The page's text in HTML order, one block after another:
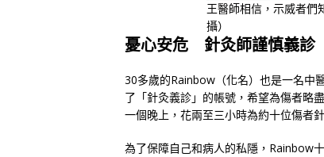
王醫師相信，示威者們
攝）
憂心安危 針灸師謹慎義診
30多歲的Rainbow（化名）也是一名中
了「針灸義診」的帳號，希望為傷者略
一個晚上，花兩至三小時為約十位傷者
為了保障自己和病人的私隱，Rainbow